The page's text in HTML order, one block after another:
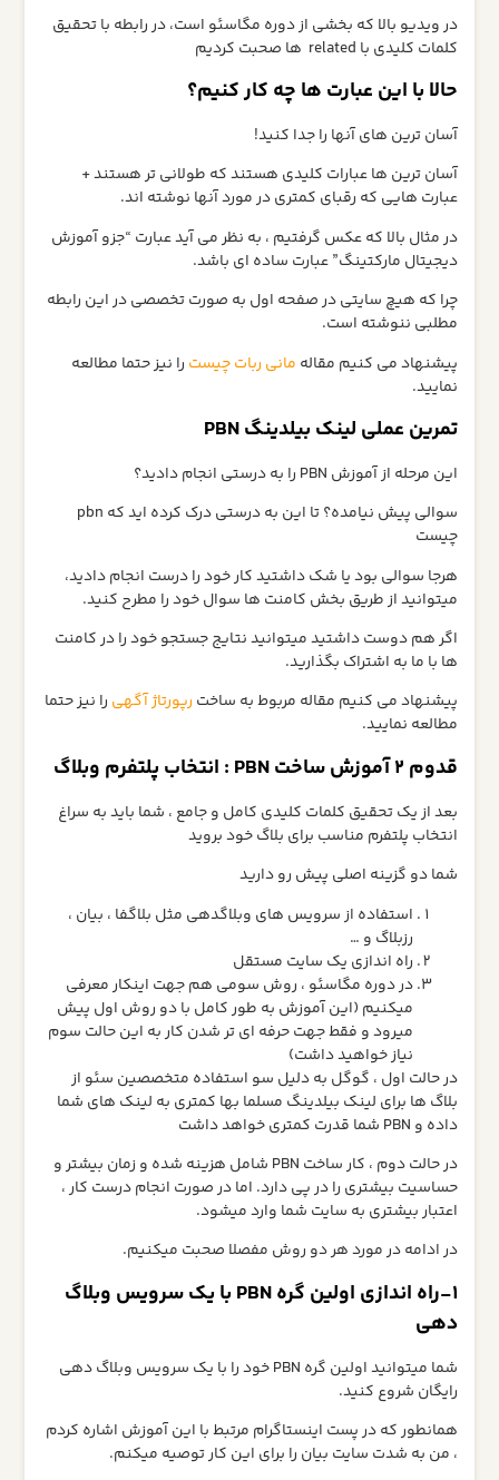
در ویدیو بالا که بخشی از دوره مگاسئو است، در رابطه با تحقیق
کلمات کلیدی با related ها صحبت کردیم
حالا با این عبارت ها چه کار کنیم؟
آسان ترین های آنها را جدا کنید!
آسان ترین ها عبارات کلیدی هستند که طولانی تر هستند +
عبارت هایی که رقبای کمتری در مورد آنها نوشته اند.
در مثال بالا که عکس گرفتیم ، به نظر می آيد عبارت “جزو آموزش
دیجیتال مارکتینگ” عبارت ساده ای باشد.
چرا که هیچ سایتی در صفحه اول به صورت تخصصی در این رابطه
مطلبی ننوشته است.
پیشنهاد می کنیم مقاله مانی ربات چیست را نیز حتما مطالعه
نمایید.
تمرین عملی لینک بیلدینگ PBN
این مرحله از آموزش PBN را به درستی انجام دادید؟
سوالی پیش نیامده؟ تا این به درستی درک کرده اید که pbn
چیست
هرجا سوالی بود یا شک داشتید کار خود را درست انجام دادید،
میتوانید از طریق بخش کامنت ها سوال خود را مطرح کنید.
اگر هم دوست داشتید میتوانید نتایج جستجو خود را در کامنت
ها با ما به اشتراک بگذارید.
پیشنهاد می کنیم مقاله مربوط به ساخت رپورتاژ آگهی را نیز حتما
مطالعه نمایید.
قدوم 2 آموزش ساخت PBN : انتخاب پلتفرم وبلاگ
بعد از یک تحقیق کلمات کلیدی کامل و جامع ، شما باید به سراغ
انتخاب پلتفرم مناسب برای بلاگ خود بروید
شما دو گزینه اصلی پیش رو دارید
استفاده از سرویس های وبلاگدهی مثل بلاگفا ، بیان ،
رزبلاگ و …
راه اندازی یک سایت مستقل
در دوره مگاسئو ، روش سومی هم جهت اینکار معرفی
میکنیم (این آموزش به طور کامل با دو روش اول پیش
میرود و فقط جهت حرفه ای تر شدن کار به این حالت سوم
نیاز خواهید داشت)
در حالت اول ، گوگل به دلیل سو استفاده متخصصین سئو از
بلاگ ها برای لینک بیلدینگ مسلما بها کمتری به لینک های شما
داده و PBN شما قدرت کمتری خواهد داشت
در حالت دوم ، کار ساخت PBN شامل هزینه شده و زمان بیشتر و
حساسیت بیشتری را در پی دارد. اما در صورت انجام درست کار ،
اعتبار بیشتری به سایت شما وارد میشود.
در ادامه در مورد هر دو روش مفصلا صحبت میکنیم.
1-راه اندازی اولین گره PBN با یک سرویس وبلاگ
دهی
شما میتوانید اولین گره PBN خود را با یک سرویس وبلاگ دهی
رایگان شروع کنید.
همانطور که در پست اینستاگرام مرتبط با این آموزش اشاره کردم
، من به شدت سایت بیان را برای این کار توصیه میکنم.